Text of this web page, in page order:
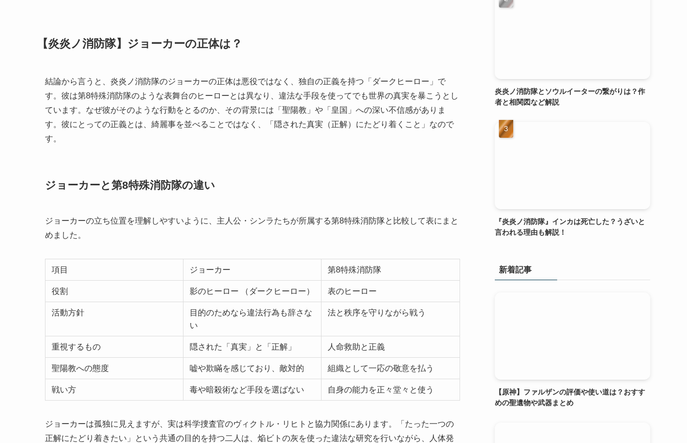
【炎炎ノ消防隊】ジョーカーの正体は？
結論から言うと、炎炎ノ消防隊のジョーカーの正体は悪役ではなく、独自の正義を持つ「ダークヒーロー」で
す。彼は第8特殊消防隊のような表舞台のヒーローとは異なり、違法な手段を使ってでも世界の真実を暴こうとし
ています。なぜ彼がそのような行動をとるのか、その背景には「聖陽教」や「皇国」への深い不信感がありま
す。彼にとっての正義とは、綺麗事を並べることではなく、「隠された真実（正解）にたどり着くこと」なので
す。
ジョーカーと第8特殊消防隊の違い
ジョーカーの立ち位置を理解しやすいように、主人公・シンラたちが所属する第8特殊消防隊と比較して表にまと
めました。
項目 ジョーカー 第8特殊消防隊
役割 影のヒーロー （ダークヒーロー） 表のヒーロー
活動方針
目的のためなら違法行為も辞さな
い
法と秩序を守りながら戦う
重視するもの 隠された「真実」と「正解」 人命救助と正義
聖陽教への態度 嘘や欺瞞を感じており、敵対的 組織として一応の敬意を払う
戦い方 毒や暗殺術など手段を選ばない 自身の能力を正々堂々と使う
ジョーカーは孤独に見えますが、実は科学捜査官のヴィクトル・リヒトと協力関係にあります。「たった一つの
正解にたどり着きたい」という共通の目的を持つ二人は、焔ビトの灰を使った違法な研究を行いながら、人体発
炎炎ノ消防隊とソウルイーターの繋がりは？作
者と相関図など解説
『炎炎ノ消防隊』インカは死亡した？うざいと
言われる理由も解説！
新着記事
【原神】ファルザンの評価や使い道は？おすす
めの聖遺物や武器まとめ